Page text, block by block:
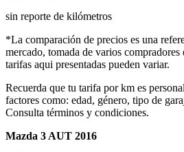
sin reporte de kilómetros
*La comparación de precios es una
mercado, tomada de varios
tarifas aqui presentadas pueden variar.
Recuerda que tu tarifa por km es
factores como: edad, género, tipo de
Consulta términos y condiciones.
Mazda 3 AUT 2016